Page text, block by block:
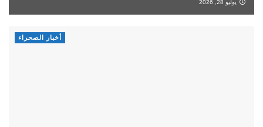
يوليو 28, 2026
أخبار الصحراء